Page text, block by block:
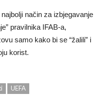
način za izbjegavanje
pravilnika IFAB-a,
samo kako bi se “žalili” i
korist.
UEFA